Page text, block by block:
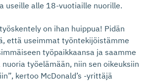
useille alle 18-vuotiaille nuorille.
on ihan huippua! Pidän
että useimmat työntekijöistämme
työpaikkaansa ja saamme
työelämään, niin sen oikeuksiin
kertoo McDonald’s -yrittäjä